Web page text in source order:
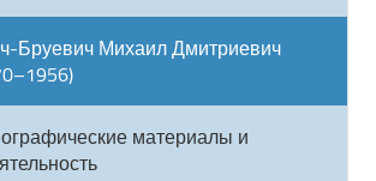
Бруевич Михаил Дмитриевич
материалы и